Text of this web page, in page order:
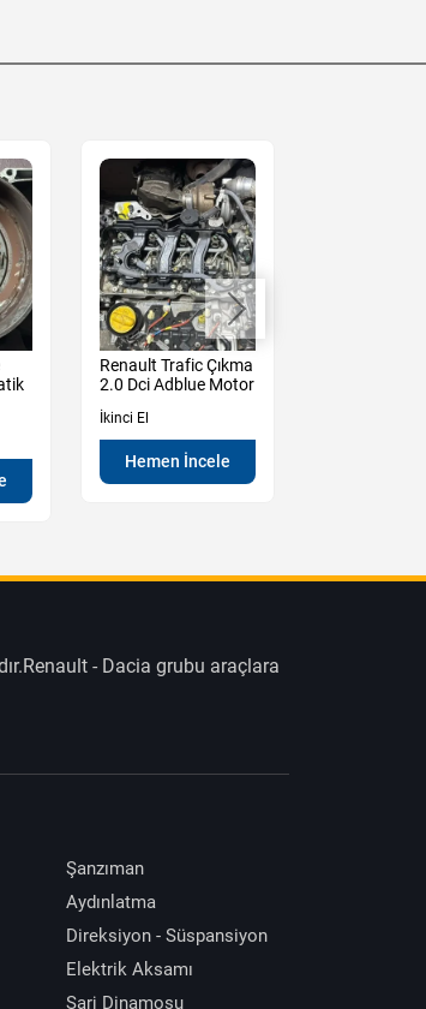
Renault Trafic Çıkma
2.0 Dci Adblue Motor
İkinci El
Hemen İncele
- Dacia grubu araçlara
Şanzıman
Aydınlatma
Direksiyon - Süspansiyon
Elektrik Aksamı
Şarj Dinamosu